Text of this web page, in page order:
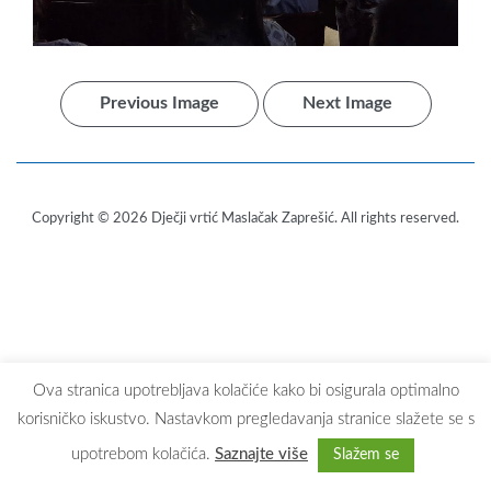
Previous Image Next Image
Copyright © 2026 Dječji vrtić Maslačak Zaprešić. All rights reserved.
Ova stranica upotrebljava kolačiće kako bi osigurala optimalno
korisničko iskustvo. Nastavkom pregledavanja stranice slažete se s
upotrebom kolačića. Saznajte više Slažem se